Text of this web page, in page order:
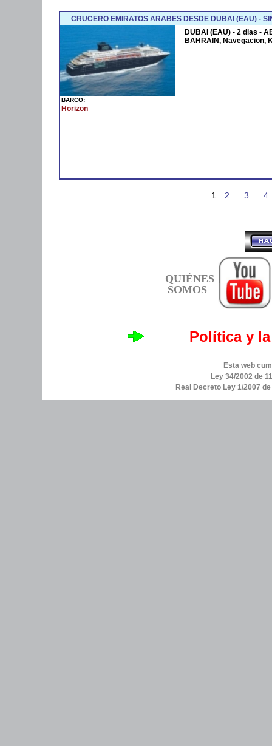
CRUCERO EMIRATOS ARABES DESDE DUBAI (EAU) -
BARCO:
Horizon
DUBAI (EAU) - 2 dias -
BAHRAIN, Navegacion,
1 2 3 4
QUIÉNES
SOMOS
Política y
Esta web
Ley 34/2002 de
Real Decreto Ley 1/2007